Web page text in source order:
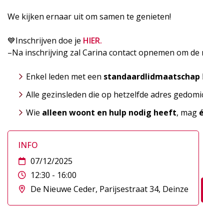
We kijken ernaar uit om samen te genieten!
💙Inschrijven doe je HIER.
–Na inschrijving zal Carina contact opnemen om
Enkel leden met een standaardlidmaatschap
Alle gezinsleden die op hetzelfde adres
Wie alleen woont en hulp nodig heeft, mag
INFO
07/12/2025
12:30 - 16:00
De Nieuwe Ceder, Parijsestraat 34, Deinze